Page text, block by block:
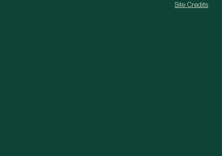
Site Credits